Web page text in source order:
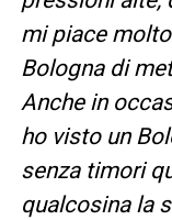
mi piace
Bologna di
Anche in
ho visto un
senza timori
qualcosina la